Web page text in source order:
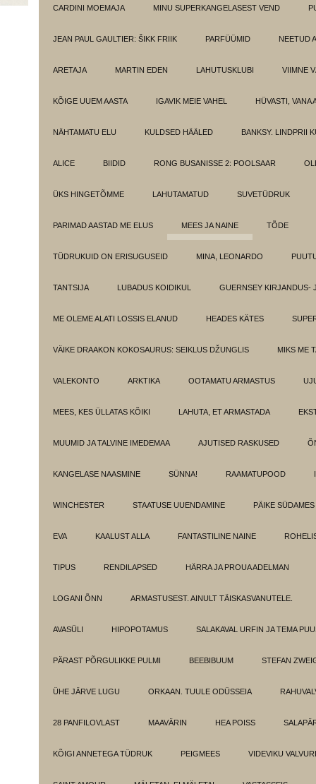
CARDINI MOEMAJA MINU SUPERKANGELASEST VEND
JEAN PAUL GAULTIER: ŠIKK FRIIK PARFÜÜMID NEETUD
ARETAJA MARTIN EDEN LAHUTUSKLUBI VIIMNE
KÕIGE UUEM AASTA IGAVIK MEIE VAHEL HÜVASTI, VANA
NÄHTAMATU ELU KULDSED HÄÄLED BANKSY. LINDPRII
ALICE BIIDID RONG BUSANISSE 2: POOLSAAR
ÜKS HINGETÕMME LAHUTAMATUD SUVETÜDRUK
PARIMAD AASTAD ME ELUS MEES JA NAINE TÕDE
TÜDRUKUID ON ERISUGUSEID MINA, LEONARDO
TANTSIJA LUBADUS KOIDIKUL GUERNSEY KIRJANDUS-
ME OLEME ALATI LOSSIS ELANUD HEADES KÄTES
VÄIKE DRAAKON KOKOSAURUS: SEIKLUS DŽUNGLIS MIKS ME
VALEKONTO ARKTIKA OOTAMATU ARMASTUS
MEES, KES ÜLLATAS KÕIKI LAHUTA, ET ARMASTADA
MUUMID JA TALVINE IMEDEMAA AJUTISED RASKUSED
KANGELASE NAASMINE SÜNNA! RAAMATUPOOD
WINCHESTER STAATUSE UUENDAMINE PÄIKE SÜDAMES
EVA KAALUST ALLA FANTASTILINE NAINE
TIPUS RENDILAPSED HÄRRA JA PROUA ADELMAN
LOGANI ÕNN ARMASTUSEST. AINULT TÄISKASVANUTELE.
AVASÜLI HIPOPOTAMUS SALAKAVAL URFIN JA TEMA
PÄRAST PÕRGULIKKE PULMI BEEBIBUUM STEFAN
ÜHE JÄRVE LUGU ORKAAN. TUULE ODÜSSEIA
28 PANFILOVLAST MAAVÄRIN HEA POISS
KÕIGI ANNETEGA TÜDRUK PEIGMEES VIDEVIKU